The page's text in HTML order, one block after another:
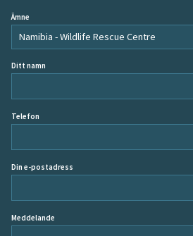
Ämne
Ditt namn
Telefon
Din e-postadress
Meddelande